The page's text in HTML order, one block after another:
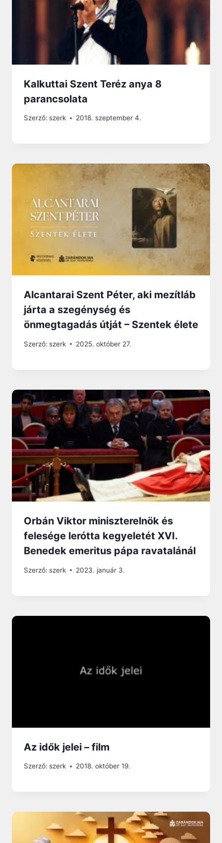
Kalkuttai Szent Teréz anya 8
parancsolata
Szerző: szerk 2018. szeptember 4.
Alcantarai Szent Péter, aki mezítláb
járta a szegénység és
önmegtagadás útját – Szentek élete
Szerző: szerk 2025. október 27.
Orbán Viktor miniszterelnök és
felesége lerótta kegyeletét XVI.
Benedek emeritus pápa ravatalánál
Szerző: szerk 2023. január 3.
Az idők jelei – film
Szerző: szerk 2018. október 19.